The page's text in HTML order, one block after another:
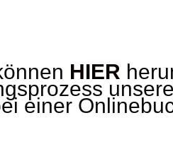
HIER
einer